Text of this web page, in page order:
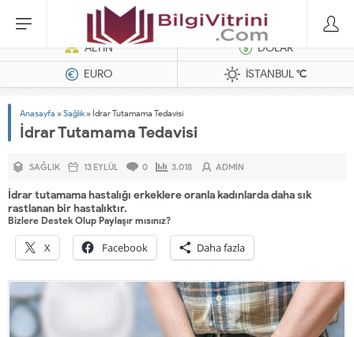
Dizel Jeneratörler
ALTIN
DOLAR
EURO
İSTANBUL°C
Anasayfa »Sağlık »İdrar Tutamama Tedavisi
İdrar Tutamama Tedavisi
SAĞLIK 13 EYLÜL 0 3.018 ADMIN
İdrar tutamama hastalığı erkeklere oranla kadınlarda daha sık
rastlanan bir hastalıktır.
Bizlere Destek Olup Paylaşır mısınız?
X Facebook Daha fazla